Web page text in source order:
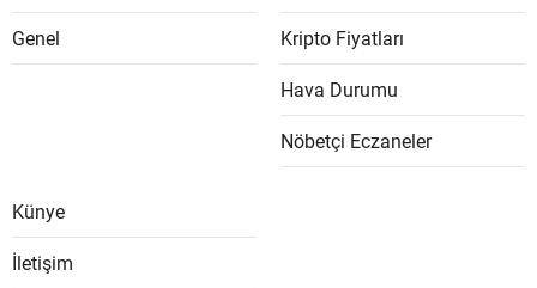
Genel Kripto Fiyatları
Hava Durumu
Nöbetçi Eczaneler
Künye
İletişim